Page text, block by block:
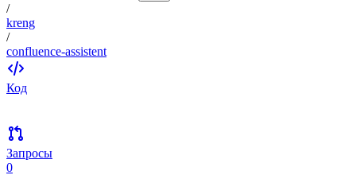
/
kreng
/
confluence-assistent
Код
Запросы
0